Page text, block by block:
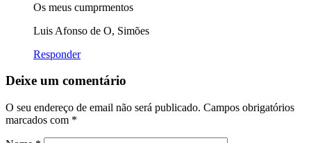
Os meus cumprmentos
Luis Afonso de O, Simões
Responder
Deixe um comentário
O seu endereço de email não será publicado. Campos obrigatórios
marcados com *